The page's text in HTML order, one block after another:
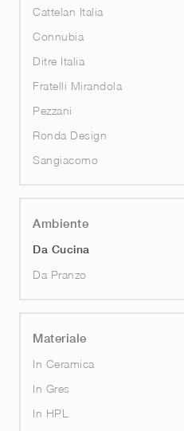
Cattelan Italia
Connubia
Ditre Italia
Fratelli Mirandola
Pezzani
Ronda Design
Sangiacomo
Ambiente
Da Cucina
Da Pranzo
Materiale
In Ceramica
In Gres
In HPL